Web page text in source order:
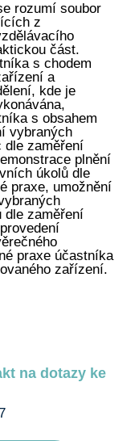
rozumí soubor
z
část.
s chodem
a
kde je
s obsahem
vybraných
dle zaměření
plnění
úkolů dle
praxe, umožnění
dle zaměření
praxe účastníka
zařízení.
na dotazy ke